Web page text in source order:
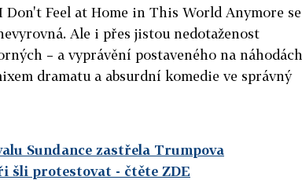
Feel at Home in This World Anymore se
Ale i přes jistou nedotaženost
– a vyprávění postaveného na náhodách
dramatu a absurdní komedie ve správný
Sundance zastřela Trumpova
šli protestovat - čtěte ZDE